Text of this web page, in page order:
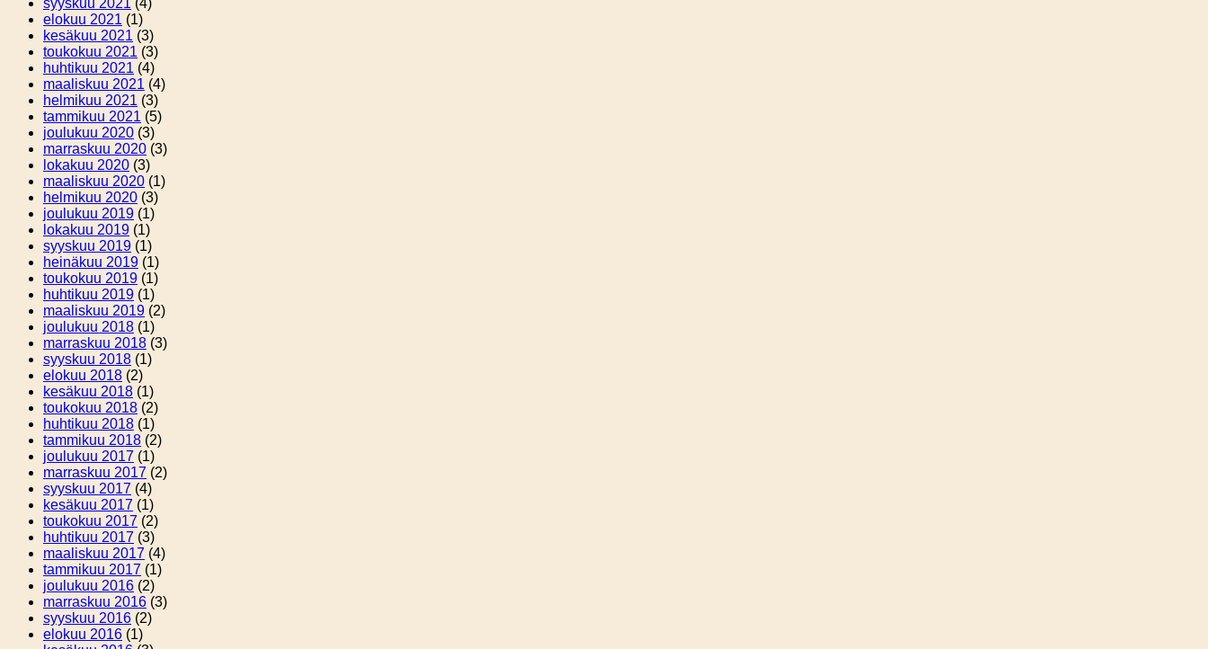
syyskuu 2021 (4)
elokuu 2021 (1)
kesäkuu 2021 (3)
toukokuu 2021 (3)
huhtikuu 2021 (4)
maaliskuu 2021 (4)
helmikuu 2021 (3)
tammikuu 2021 (5)
joulukuu 2020 (3)
marraskuu 2020 (3)
lokakuu 2020 (3)
maaliskuu 2020 (1)
helmikuu 2020 (3)
joulukuu 2019 (1)
lokakuu 2019 (1)
syyskuu 2019 (1)
heinäkuu 2019 (1)
toukokuu 2019 (1)
huhtikuu 2019 (1)
maaliskuu 2019 (2)
joulukuu 2018 (1)
marraskuu 2018 (3)
syyskuu 2018 (1)
elokuu 2018 (2)
kesäkuu 2018 (1)
toukokuu 2018 (2)
huhtikuu 2018 (1)
tammikuu 2018 (2)
joulukuu 2017 (1)
marraskuu 2017 (2)
syyskuu 2017 (4)
kesäkuu 2017 (1)
toukokuu 2017 (2)
huhtikuu 2017 (3)
maaliskuu 2017 (4)
tammikuu 2017 (1)
joulukuu 2016 (2)
marraskuu 2016 (3)
syyskuu 2016 (2)
elokuu 2016 (1)